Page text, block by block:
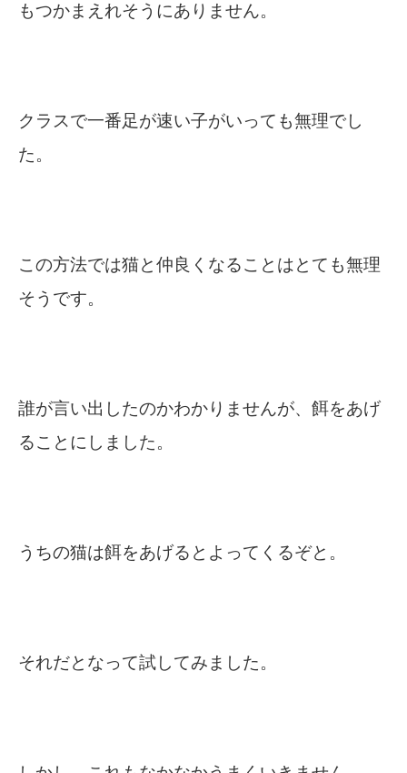
もつかまえれそうにありません。
クラスで一番足が速い子がいっても無理でし
た。
この方法では猫と仲良くなることはとても無理
そうです。
誰が言い出したのかわかりませんが、餌をあげ
ることにしました。
うちの猫は餌をあげるとよってくるぞと。
それだとなって試してみました。